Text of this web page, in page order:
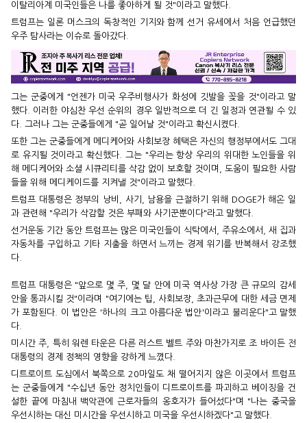
이탈리아계 미국인들은 나를 좋아하게 될 것"이라고 말했다.
트럼프는 일론 머스크의 독창적인 기지와 함께 선거 유세에서 처음 언급했던
우주 탐사라는 이슈로 돌아갔다.
그는 군중에게 "언젠가 미국 우주비행사가 화성에 깃발을 꽂을 것"이라고 말
했다. 이러한 야심찬 우선 순위의 경우 일반적으로 더 긴 일정과 연관될 수 있
다. 그러나 그는 군중들에게 "곧 일어날 것"이라고 확신시켰다.
또한 그는 군중들에게 메디케어와 사회보장 혜택은 자신의 행정부에서도 그대
로 유지될 것이라고 확신했다. 그는 "우리는 항상 우리의 위대한 노인들을 위
해 메디케어와 소셜 시큐리티를 삭감 없이 보호할 것이며, 도움이 필요한 사람
들을 위해 메디케이드를 지켜낼 것"이라고 말했다.
트럼프 대통령은 정부의 낭비, 사기, 남용을 근절하기 위해 DOGE가 해온 일
과 관련해 "우리가 삭감할 것은 부패와 사기꾼뿐이다"라고 말했다.
선거운동 기간 동안 트럼프는 많은 미국인들이 식탁에서, 주유소에서, 새 집과
자동차를 구입하고 기타 지출을 하면서 느끼는 경제 위기를 반복해서 강조했
다.
트럼프 대통령은 "앞으로 몇 주, 몇 달 안에 미국 역사상 가장 큰 규모의 감세
안을 통과시킬 것"이라며 "여기에는 팁, 사회보장, 초과근무에 대한 세금 면제
가 포함된다. 이 법안은 '하나의 크고 아름다운 법안'이라고 불리운다"고 말했
다.
미시간 주, 특히 워렌 타운은 다른 러스트 벨트 주와 마찬가지로 조 바이든 전
대통령의 경제 정책의 영향을 강하게 느꼈다.
디트로이트 도심에서 북쪽으로 20마일도 채 떨어지지 않은 이곳에서 트럼프
는 군중들에게 "수십년 동안 정치인들이 디트로이트를 파괴하고 베이징을 건
설한 끝에 마침내 백악관에 근로자들의 옹호자가 들어섰다"며 "나는 중국을
우선시하는 대신 미시간을 우선시하고 미국을 우선시하겠다"고 말했다.